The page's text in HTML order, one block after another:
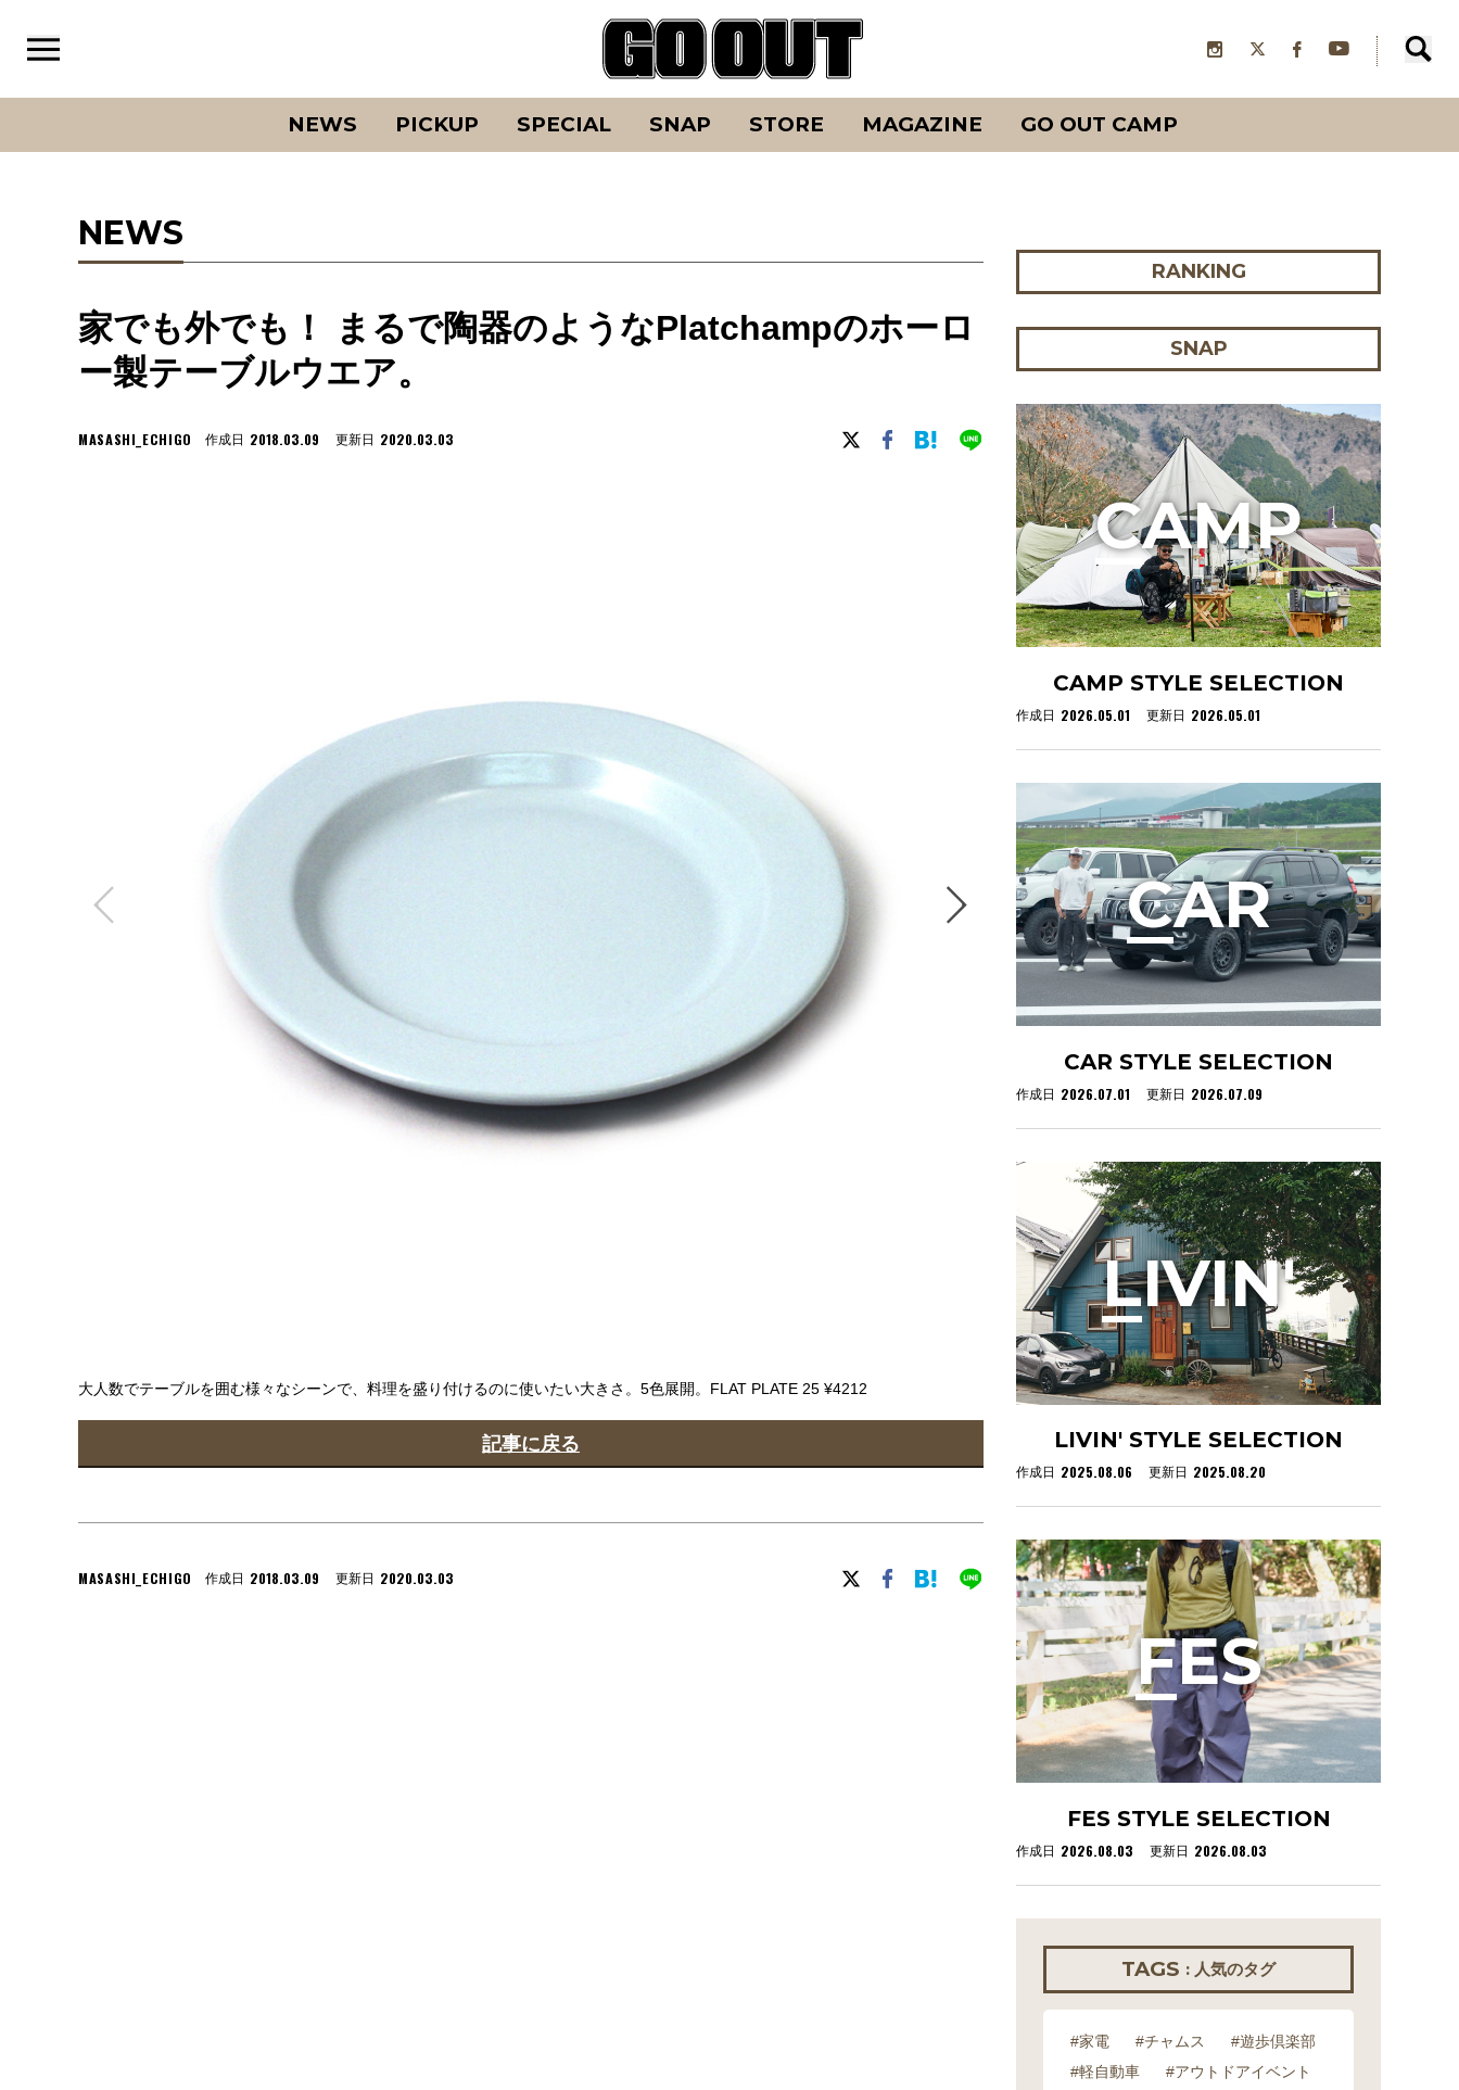
NEWS PICKUP SPECIAL SNAP STORE MAGAZINE GO OUT CAMP
NEWS
家でも外でも！ まるで陶器のようなPlatchampのホーロ
ー製テーブルウエア。
MASASHI_ECHIGO 作成日 2018.03.09 更新日 2020.03.03
大人数でテーブルを囲む様々なシーンで、料理を盛り付けるのに使いたい大きさ。5色展開。FLAT PLATE 25 ¥4212
記事に戻る
MASASHI_ECHIGO 作成日 2018.03.09 更新日 2020.03.03
RANKING
SNAP
CAMP STYLE SELECTION
作成日 2026.05.01 更新日 2026.05.01
CAMP
CAR STYLE SELECTION
作成日 2026.07.01 更新日 2026.07.09
CAR
LIVIN' STYLE SELECTION
作成日 2025.08.06 更新日 2025.08.20
LIVIN'
FES STYLE SELECTION
作成日 2026.08.03 更新日 2026.08.03
FES
TAGS : 人気のタグ
#家電 #チャムス
#遊歩倶楽部
#軽自動車
#アウトドアイベント